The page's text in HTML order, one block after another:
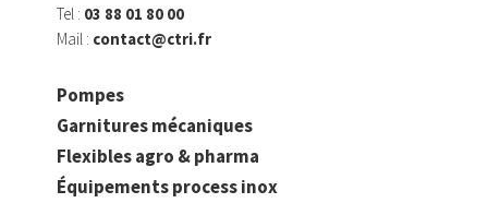
Tel : 03 88 01 80 00
Mail : contact@ctri.fr
Pompes
Garnitures mécaniques
Flexibles agro & pharma
Équipements process inox